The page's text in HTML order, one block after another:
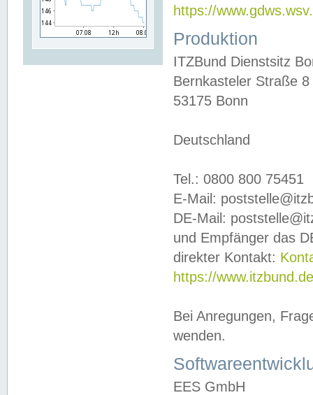
https://
Produktion
ITZBund Dienstsitz
Bernkasteler Straße 8
53175 Bonn
Deutschland
Tel.: 0800 800 75451
E-Mail:
DE-Mail:
und Empfänger das
direkter Kontakt:
https://
Bei Anregungen,
wenden.
EES GmbH